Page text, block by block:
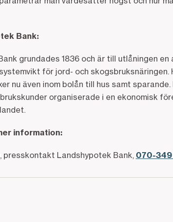
Bank:
grundades 1836 och är till utlåningen
för jord- och
nu även inom bolån till hus samt
organiserade i en ekonomisk
information:
presskontakt Landshypotek Bank, 070-349